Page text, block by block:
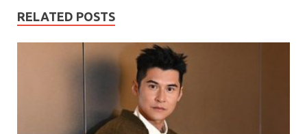
b
o
er l
RELATED POSTS